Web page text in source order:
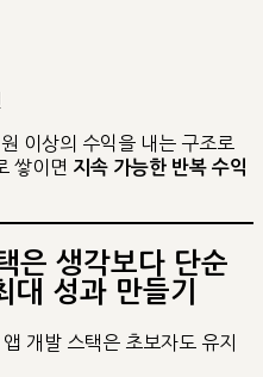
이상의 수익을 내는 구조로
쌓이면 지속 가능한 반복 수익
은 생각보다 단순
성과 만들기
개발 스택은 초보자도 유지